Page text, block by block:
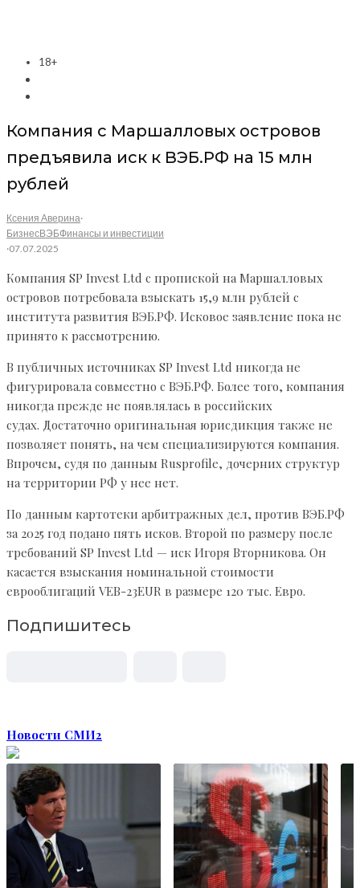
18+
Компания с Маршалловых островов
предъявила иск к ВЭБ.РФ на 15 млн
рублей
Ксения Аверина·
БизнесВЭБФинансы и инвестиции
·07.07.2025
Компания SP Invest Ltd c пропиской на Маршалловых
островов потребовала взыскать 15,9 млн рублей с
института развития ВЭБ.РФ. Исковое заявление пока не
принято к рассмотрению.
В публичных источниках SP Invest Ltd никогда не
фигурировала совместно с ВЭБ.РФ. Более того, компания
никогда прежде не появлялась в российских
судах. Достаточно оригинальная юрисдикция также не
позволяет понять, на чем специализируются компания.
Впрочем, судя по данным Rusprofile, дочерних структур
на территории РФ у нее нет.
По данным картотеки арбитражных дел, против ВЭБ.РФ
за 2025 год подано пять исков. Второй по размеру после
требований SP Invest Ltd — иск Игоря Вторникова. Он
касается взыскания номинальной стоимости
еврооблигаций VEB-23EUR в размере 120 тыс. Евро.
Подпишитесь
Новости СМИ2